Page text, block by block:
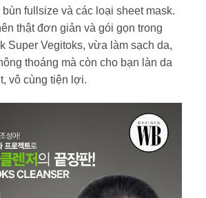
fullsize và các loại sheet mask.
thật đơn giản và gói gọn trong
Super Vegitoks, vừa làm sạch da,
thoáng mà còn cho bạn làn da
vô cùng tiện lợi.